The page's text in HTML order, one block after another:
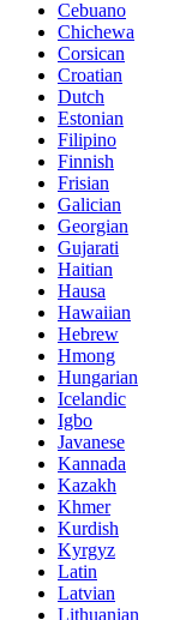
Cebuano
Chichewa
Corsican
Croatian
Dutch
Estonian
Filipino
Finnish
Frisian
Galician
Georgian
Gujarati
Haitian
Hausa
Hawaiian
Hebrew
Hmong
Hungarian
Icelandic
Igbo
Javanese
Kannada
Kazakh
Khmer
Kurdish
Kyrgyz
Latin
Latvian
Lithuanian